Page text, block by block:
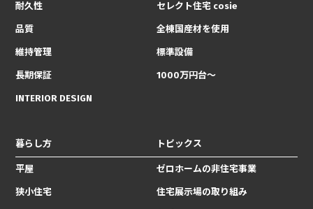
耐久性
品質
維持管理
長期保証
INTERIOR DESIGN
セレクト住宅 cosie
全棟国産材を使用
標準設備
1000万円台〜
暮らし方
平屋
狭小住宅
トピックス
ゼロホームの非住宅事業
住宅展示場の取り組み